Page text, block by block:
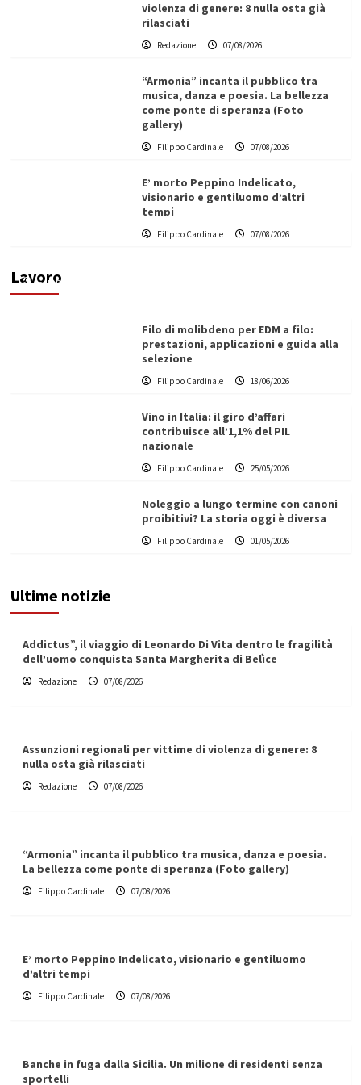
violenza di genere: 8 nulla osta già
rilasciati
Redazione 07/08/2026
“Armonia” incanta il pubblico tra
musica, danza e poesia. La bellezza
come ponte di speranza (Foto
gallery)
Filippo Cardinale 07/08/2026
E’ morto Peppino Indelicato,
visionario e gentiluomo d’altri
tempi
Filippo Cardinale 07/08/2026
Lavoro
L’ingegnere saccense Buscarnera partner chiave
di un progetto transnazionale per la transizione
Filippo Cardinale
Filo di molibdeno per EDM a filo:
prestazioni, applicazioni e guida alla
selezione
Filippo Cardinale 18/06/2026
Vino in Italia: il giro d’affari
contribuisce all’1,1% del PIL
nazionale
Filippo Cardinale 25/05/2026
Noleggio a lungo termine con canoni
proibitivi? La storia oggi è diversa
Filippo Cardinale 01/05/2026
Ultime notizie
Addictus”, il viaggio di Leonardo Di Vita dentro le fragilità
dell’uomo conquista Santa Margherita di Belìce
Redazione 07/08/2026
Assunzioni regionali per vittime di violenza di genere: 8
nulla osta già rilasciati
Redazione 07/08/2026
“Armonia” incanta il pubblico tra musica, danza e poesia.
La bellezza come ponte di speranza (Foto gallery)
Filippo Cardinale 07/08/2026
E’ morto Peppino Indelicato, visionario e gentiluomo
d’altri tempi
Filippo Cardinale 07/08/2026
Banche in fuga dalla Sicilia. Un milione di residenti senza
sportelli